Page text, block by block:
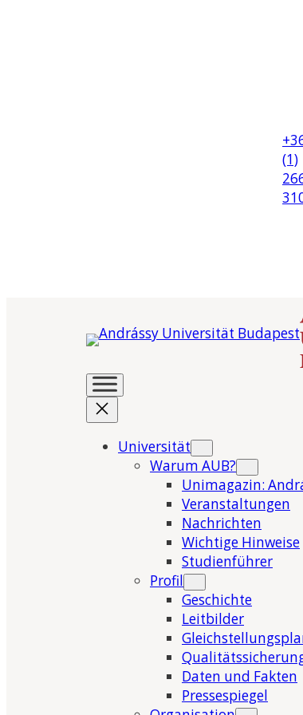
(1)
Universität
Warum AUB?
Unimagazin:
Veranstaltungen
Nachrichten
Wichtige Hinweise
Studienführer
Profil
Geschichte
Leitbilder
Daten und Fakten
Pressespiegel